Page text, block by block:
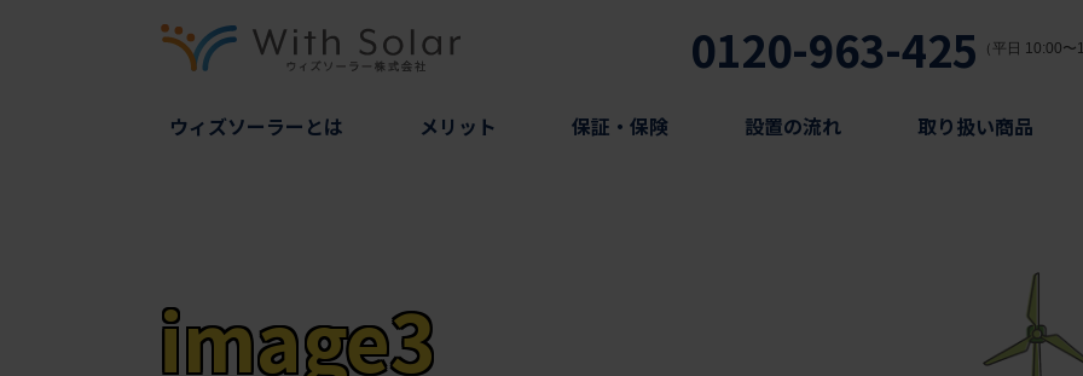
0120-963-425 （平日 10:00
ウィズソーラーとは メリット 保証・保険 設置の流れ 取り扱い商品
image3